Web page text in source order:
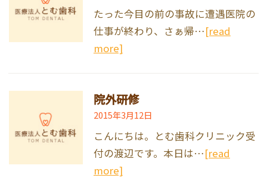
たった今目の前の事故に遭遇医院の
仕事が終わり、さぁ帰…[read
more]
院外研修
2015年3月12日
こんにちは。とむ歯科クリニック受
付の渡辺です。本日は…[read
more]